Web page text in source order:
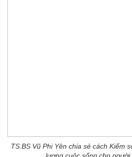
TS.BS Vũ Phi Yên chia sẻ cách Kiểm